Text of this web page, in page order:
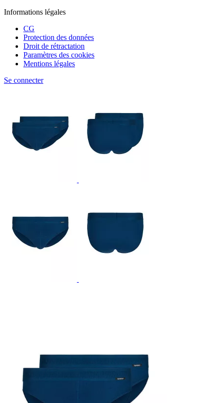
Informations légales
CG
Protection des données
Droit de rétractation
Paramètres des cookies
Mentions légales
Se connecter